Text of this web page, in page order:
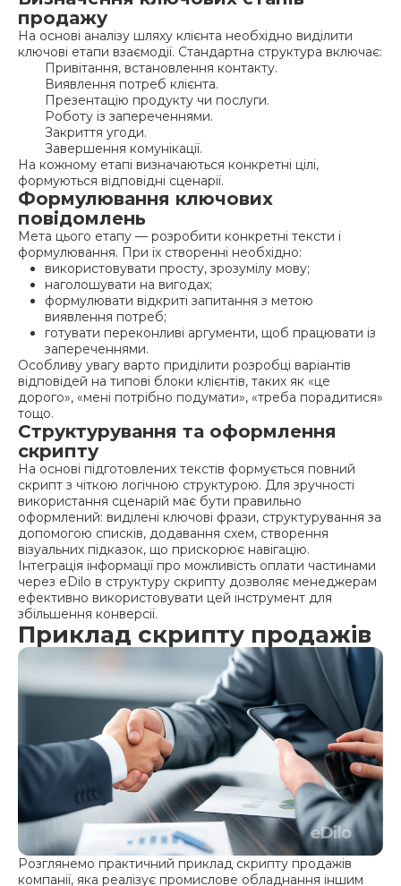
продажу
На основі аналізу шляху клієнта необхідно виділити
ключові етапи взаємодії. Стандартна структура включає:
Привітання, встановлення контакту.
Виявлення потреб клієнта.
Презентацію продукту чи послуги.
Роботу із запереченнями.
Закриття угоди.
Завершення комунікації.
На кожному етапі визначаються конкретні цілі,
формуються відповідні сценарії.
Формулювання ключових
повідомлень
Мета цього етапу — розробити конкретні тексти і
формулювання. При їх створенні необхідно:
використовувати просту, зрозумілу мову;
наголошувати на вигодах;
формулювати відкриті запитання з метою
виявлення потреб;
готувати переконливі аргументи, щоб працювати із
запереченнями.
Особливу увагу варто приділити розробці варіантів
відповідей на типові блоки клієнтів, таких як «це
дорого», «мені потрібно подумати», «треба порадитися»
тощо.
Структурування та оформлення
скрипту
На основі підготовлених текстів формується повний
скрипт з чіткою логічною структурою. Для зручності
використання сценарій має бути правильно
оформлений: виділені ключові фрази, структурування за
допомогою списків, додавання схем, створення
візуальних підказок, що прискорює навігацію.
Інтеграція інформації про можливість оплати частинами
через eDilo в структуру скрипту дозволяє менеджерам
ефективно використовувати цей інструмент для
збільшення конверсії.
Приклад скрипту продажів
Розглянемо практичний приклад скрипту продажів
компанії, яка реалізує промислове обладнання іншим